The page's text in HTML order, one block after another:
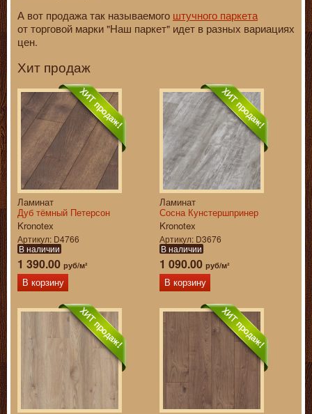
А вот продажа так называемого штучного паркета
от торговой марки "Наш паркет" идет в разных вариациях
цен.
Хит продаж
Ламинат
Дуб тёмный Петерсон
Kronotex
Артикул D4766
В наличии
1 390.00 руб/м²
В корзину
Ламинат
Сосна Кунстершпринер
Kronotex
Артикул D3676
В наличии
1 090.00 руб/м²
В корзину